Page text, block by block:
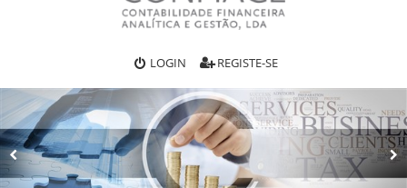
LOGIN REGISTE-SE